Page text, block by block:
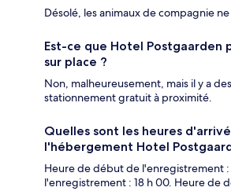
Désolé, les animaux de compagnie
Est-ce que Hotel Postgaarden
sur place ?
Non, malheureusement, mais il y a
stationnement gratuit à proximité.
Quelles sont les heures
l'hébergement Hotel
Heure de début de l'enregistrement
l'enregistrement : 18 h 00. Heure de